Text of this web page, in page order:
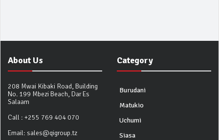
About Us
208 Mwai Kibaki Road, Building
No. 199 Mbezi Beach, Dar Es
Salaam
Call : +255 769 404 070
Email: sales@qigroup.tz
Category
Burudani
Matukio
Uchumi
Siasa